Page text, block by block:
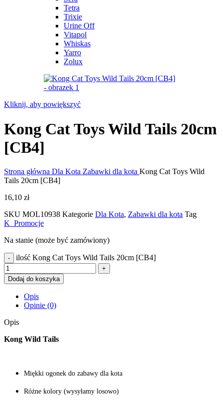
Tetra
Trixie
Urine Off
Vitapol
Whiskas
Yarro
Zolux
Kliknij, aby powiększyć
Kong Cat Toys Wild Tails 20cm
[CB4]
Strona główna Dla Kota Zabawki dla kota Kong Cat Toys Wild
Tails 20cm [CB4]
16,10 zł
SKU MOL10938 Kategorie Dla Kota, Zabawki dla kota Tag
K_Promocje
Na stanie (może być zamówiony)
ilość Kong Cat Toys Wild Tails 20cm [CB4]
Dodaj do koszyka
Opis
Opinie (0)
Opis
Kong Wild Tails
Miękki ogonek do zabawy dla kota
Różne kolory (wysyłamy losowo)